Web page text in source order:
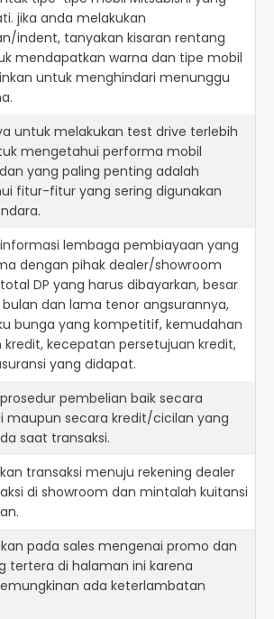
jika anda melakukan
indent, tanyakan kisaran rentang
mendapatkan warna dan tipe mobil
untuk menghindari menunggu
untuk melakukan test drive terlebih
mengetahui performa mobil
yang paling penting adalah
fitur-fitur yang sering digunakan
lembaga pembiayaan yang
dengan pihak dealer/showroom
DP yang harus dibayarkan, besar
dan lama tenor angsurannya,
bunga yang kompetitif, kemudahan
kredit, kecepatan persetujuan kredit,
yang didapat.
pembelian baik secara
maupun secara kredit/cicilan yang
saat transaksi.
transaksi menuju rekening dealer
di showroom dan mintalah kuitansi
pada sales mengenai promo dan
tertera di halaman ini karena
ada keterlambatan